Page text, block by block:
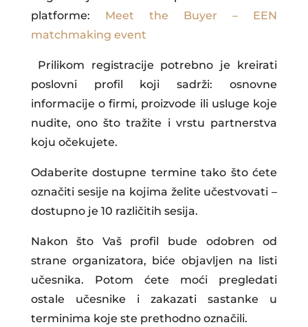
platforme: Meet the Buyer – EEN
matchmaking event
Prilikom registracije potrebno je kreirati
poslovni profil koji sadrži: osnovne
informacije o firmi, proizvode ili usluge koje
nudite, ono što tražite i vrstu partnerstva
koju očekujete.
Odaberite dostupne termine tako što ćete
označiti sesije na kojima želite učestvovati –
dostupno je 10 različitih sesija.
Nakon što Vaš profil bude odobren od
strane organizatora, biće objavljen na listi
učesnika. Potom ćete moći pregledati
ostale učesnike i zakazati sastanke u
terminima koje ste prethodno označili.